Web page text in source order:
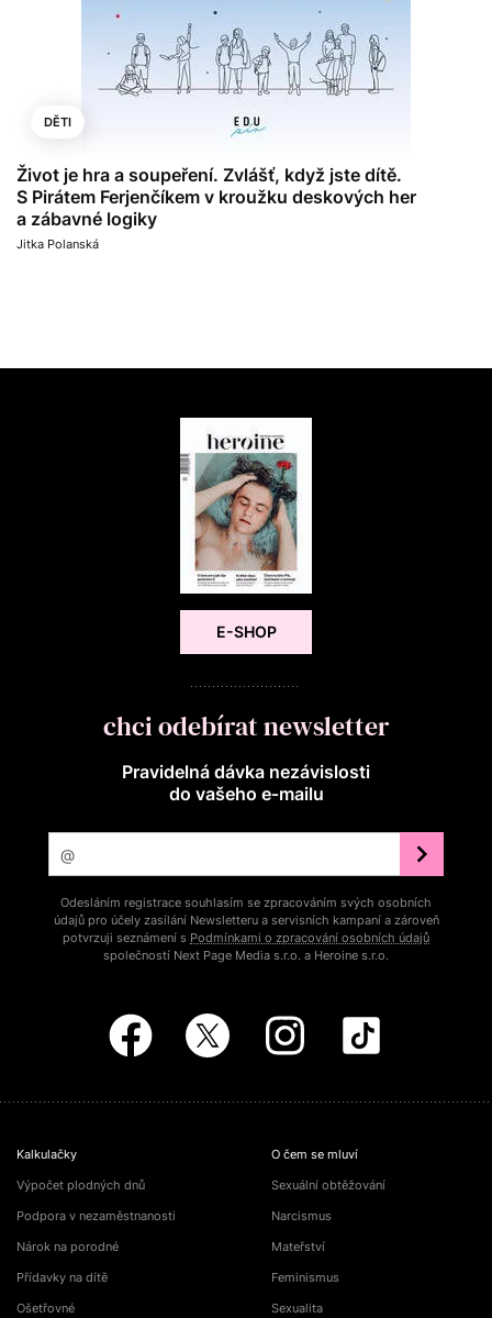
DĚTI
Život je hra a soupeření. Zvlášť, když jste dítě.
S Pirátem Ferjenčíkem v kroužku deskových her
a zábavné logiky
Jitka Polanská
E-SHOP
chci odebírat newsletter
Pravidelná dávka nezávislosti
do vašeho e‑mailu
Odesláním registrace souhlasím se zpracováním svých osobních
údajů pro účely zasílání Newsletteru a servisních kampaní a zároveň
potvrzuji seznámení s Podmínkami o zpracování osobních údajů
společností Next Page Media s.r.o. a Heroine s.r.o.
Kalkulačky
Výpočet plodných dnů
Podpora v nezaměstnanosti
Nárok na porodné
Přídavky na dítě
Ošetřovné
O čem se mluví
Sexuální obtěžování
Narcismus
Mateřství
Feminismus
Sexualita